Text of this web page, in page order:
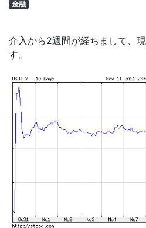
金融
介入から2週間が経ちまして、
す。